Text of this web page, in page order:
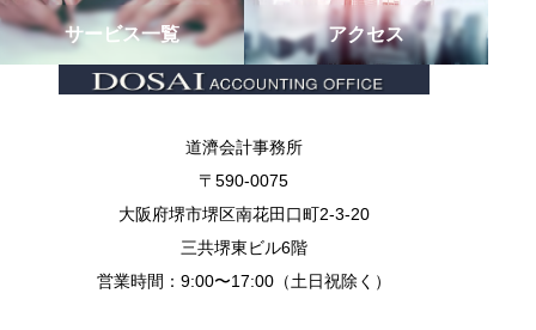
サービス一覧 アクセス
道濟会計事務所
〒590-0075
大阪府堺市堺区南花田口町2-3-20
三共堺東ビル6階
営業時間：9:00〜17:00（土日祝除く）